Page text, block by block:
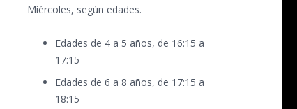
Miércoles, según edades.
Edades de 4 a 5 años, de 16:15 a
17:15
Edades de 6 a 8 años, de 17:15 a
18:15